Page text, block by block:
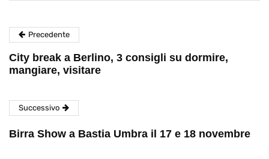
Precedente
City break a Berlino, 3 consigli su dormire,
mangiare, visitare
Successivo
Birra Show a Bastia Umbra il 17 e 18 novembre